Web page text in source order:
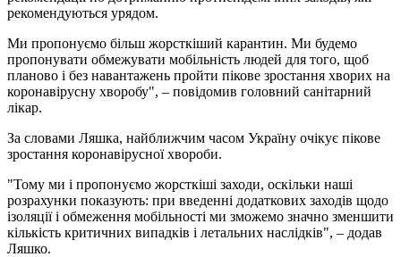
рекомендуються урядом.
Ми пропонуємо більш жорсткіший карантин. Ми будемо
пропонувати обмежувати мобільність людей для того, щоб
планово і без навантажень пройти пікове зростання хворих на
коронавірусну хворобу", – повідомив головний санітарний
лікар.
За словами Ляшка, найближчим часом Україну очікує пікове
зростання коронавірусної хвороби.
"Тому ми і пропонуємо жорсткіші заходи, оскільки наші
розрахунки показують: при введенні додаткових заходів щодо
ізоляції і обмеження мобільності ми зможемо значно зменшити
кількість критичних випадків і летальних наслідків", – додав
Ляшко.